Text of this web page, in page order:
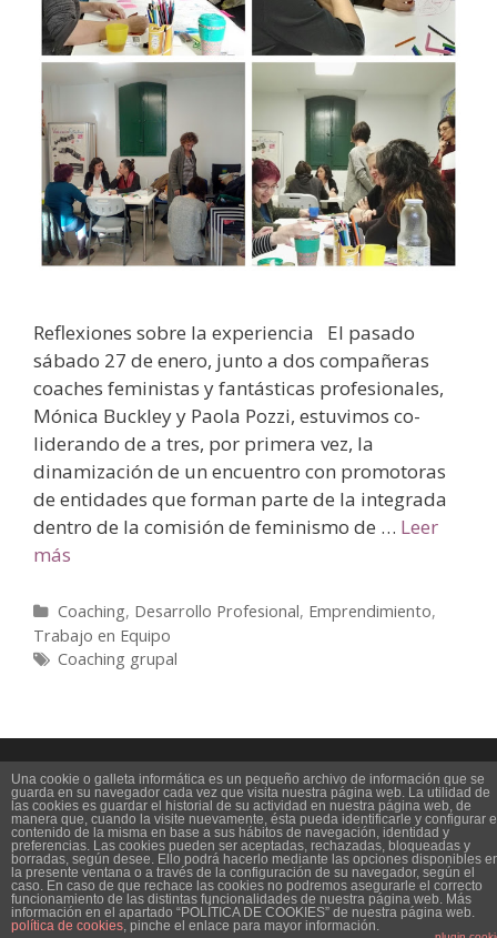
Reflexiones sobre la experiencia El pasado
sábado 27 de enero, junto a dos compañeras
coaches feministas y fantásticas profesionales,
Mónica Buckley y Paola Pozzi, estuvimos co-
liderando de a tres, por primera vez, la
dinamización de un encuentro con promotoras
de entidades que forman parte de la integrada
dentro de la comisión de feminismo de … Leer
más
Coaching, Desarrollo Profesional, Emprendimiento,
Trabajo en Equipo
Coaching grupal
Política de Privacidad
Política de Cookies
Sus datos seguros
Una cookie o galleta informática es un pequeño archivo de información que se
guarda en su navegador cada vez que visita nuestra página web. La utilidad de
las cookies es guardar el historial de su actividad en nuestra página web, de
manera que, cuando la visite nuevamente, ésta pueda identificarle y configurar
contenido de la misma en base a sus hábitos de navegación, identidad y
preferencias. Las cookies pueden ser aceptadas, rechazadas, bloqueadas y
borradas, según desee. Ello podrá hacerlo mediante las opciones disponibles
la presente ventana o a través de la configuración de su navegador, según el
caso. En caso de que rechace las cookies no podremos asegurarle el correcto
funcionamiento de las distintas funcionalidades de nuestra página web. Más
información en el apartado “POLÍTICA DE COOKIES” de nuestra página web.
política de cookies, pinche el enlace para mayor información.